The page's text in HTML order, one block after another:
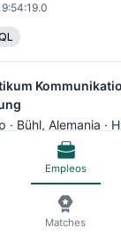
· Bühl, Alemania ·
in
im
Empleos
Matches